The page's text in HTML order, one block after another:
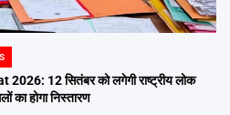
12 सितंबर को लगेगी राष्ट्रीय लोक
का होगा निस्तारण